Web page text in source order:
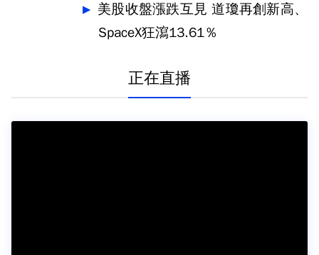
美股收盤漲跌互見 道瓊再創新高、
SpaceX狂瀉13.61％
正在直播